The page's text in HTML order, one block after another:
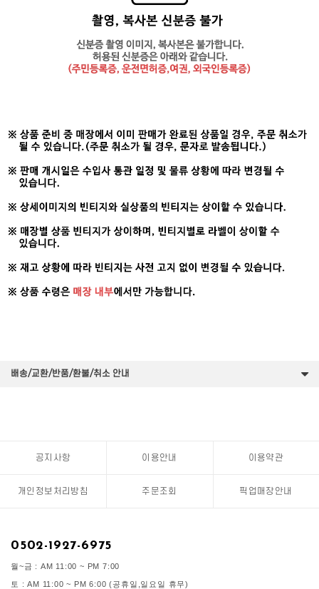
배송/교환/반품/환불/취소 안내
공지사항 이용안내 이용약관
개인정보처리방침 주문조회 픽업매장안내
0502-1927-6975
월~금 : AM 11:00 ~ PM 7:00
토 : AM 11:00 ~ PM 6:00 (공휴일,일요일 휴무)